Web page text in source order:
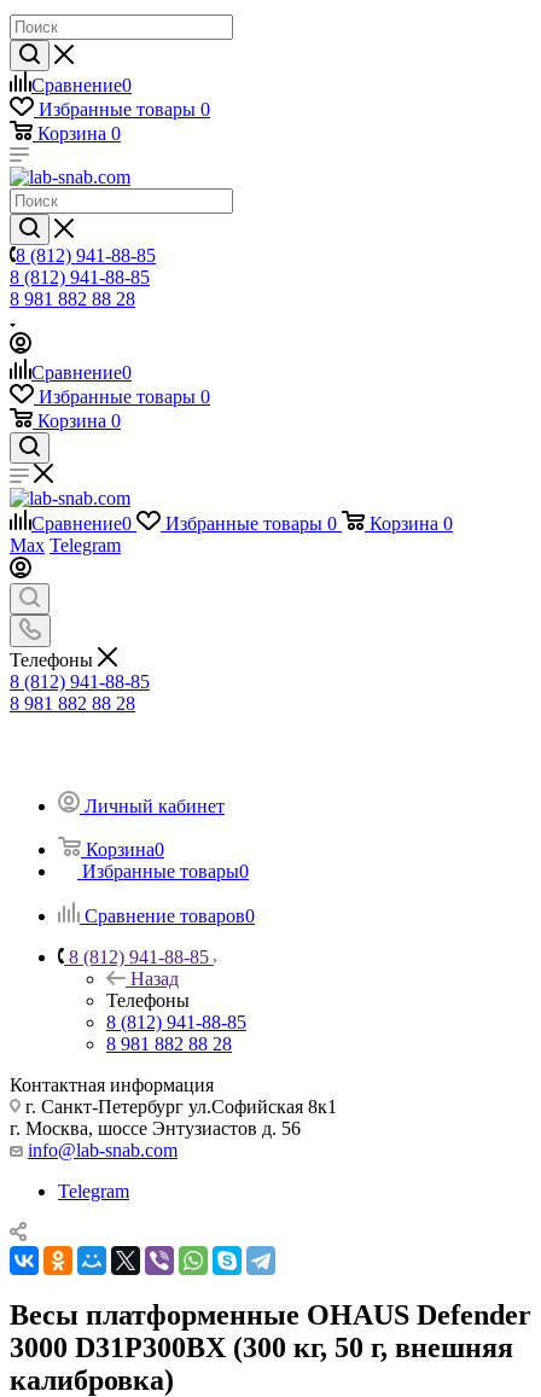
Сравнение0
Избранные товары 0
Корзина 0
8 (812) 941-88-85
8 (812) 941-88-85
8 981 882 88 28
Сравнение0
Избранные товары 0
Корзина 0
Сравнение0 Избранные товары 0 Корзина 0
Max Telegram
Телефоны
8 (812) 941-88-85
8 981 882 88 28
Личный кабинет
Корзина0
Избранные товары0
Сравнение товаров0
8 (812) 941-88-85
Назад
Телефоны
8 (812) 941-88-85
8 981 882 88 28
Контактная информация
г. Санкт-Петербург ул.Софийская 8к1
г. Москва, шоссе Энтузиастов д. 56
info@lab-snab.com
Telegram
Весы платформенные OHAUS Defender
3000 D31P300BX (300 кг, 50 г, внешняя
калибровка)